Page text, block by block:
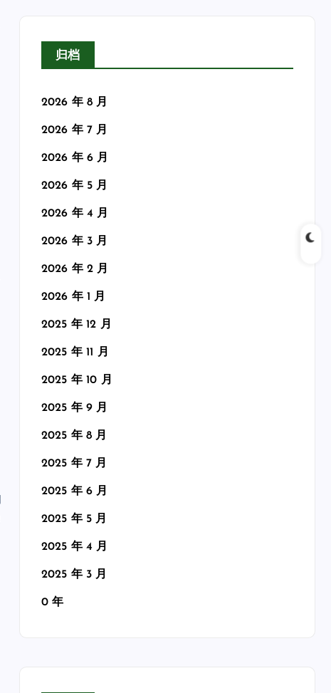
归档
2026 年 8 月
2026 年 7 月
2026 年 6 月
2026 年 5 月
2026 年 4 月
2026 年 3 月
2026 年 2 月
2026 年 1 月
2025 年 12 月
2025 年 11 月
2025 年 10 月
2025 年 9 月
2025 年 8 月
2025 年 7 月
2025 年 6 月
2025 年 5 月
2025 年 4 月
2025 年 3 月
0 年